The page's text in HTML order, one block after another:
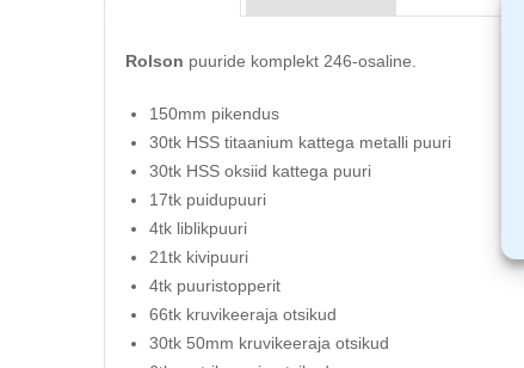
Rolson puuride komplekt 246-osaline.
150mm pikendus
30tk HSS titaanium kattega metalli puuri
30tk HSS oksiid kattega puuri
17tk puidupuuri
4tk liblikpuuri
21tk kivipuuri
4tk puuristopperit
66tk kruvikeeraja otsikud
30tk 50mm kruvikeeraja otsikud